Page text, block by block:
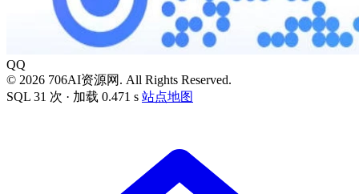
QQ
© 2026 706AI资源网. All Rights Reserved.
SQL 31 次 · 加载 0.471 s 站点地图